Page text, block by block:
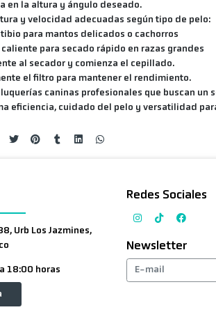
en la altura y ángulo deseado.
y velocidad adecuadas según tipo de pelo:
para mantos delicados o cachorros
para secado rápido en razas grandes
al secador y comienza el cepillado.
el filtro para mantener el rendimiento.
caninas profesionales que buscan un
eficiencia, cuidado del pelo y versatilidad
Urb Los Jazmines,
18:00 horas
Redes Sociales
Newsletter